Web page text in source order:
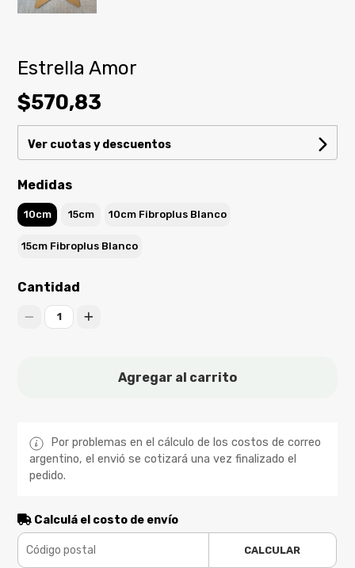
Estrella Amor
$570,83
Ver cuotas y descuentos
Medidas
10cm 15cm 10cm Fibroplus Blanco
15cm Fibroplus Blanco
Cantidad
1
Agregar al carrito
Por problemas en el cálculo de los costos de correo
argentino, el envió se cotizará una vez finalizado el
pedido.
Calculá el costo de envío
CALCULAR